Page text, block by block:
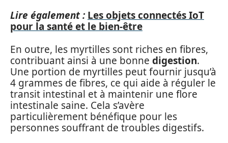
Lire également : Les objets connectés IoT
pour la santé et le bien-être
En outre, les myrtilles sont riches en fibres,
contribuant ainsi à une bonne digestion.
Une portion de myrtilles peut fournir jusqu’à
4 grammes de fibres, ce qui aide à réguler le
transit intestinal et à maintenir une flore
intestinale saine. Cela s’avère
particulièrement bénéfique pour les
personnes souffrant de troubles digestifs.